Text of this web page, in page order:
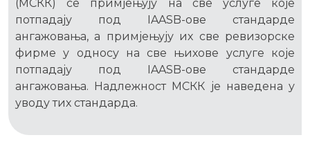
(МСКК) се примјењују на све услуге које
потпадају под IAASB-ове стандарде
ангажовања, а примјењују их све ревизорске
фирме у односу на све њихове услуге које
потпадају под IAASB-ове стандарде
ангажовања. Надлежност МСКК је наведена у
уводу тих стандарда.